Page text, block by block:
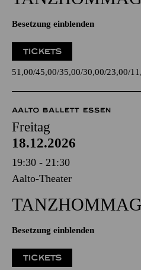
Besetzung einblenden
TICKETS
51,00 45,00 35,00 30,00 23,00
AALTO BALLETT ESSEN
Freitag
18.12.2026
19:30 - 21:30
Aalto-Theater
Besetzung einblenden
TICKETS